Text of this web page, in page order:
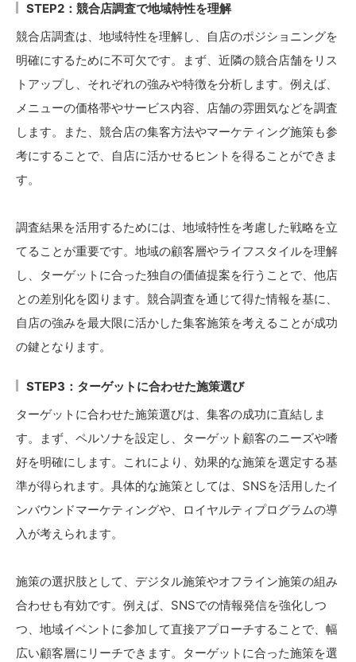
STEP2：競合店調査で地域特性を理解
競合店調査は、地域特性を理解し、自店のポジショニングを
明確にするために不可欠です。まず、近隣の競合店舗をリス
トアップし、それぞれの強みや特徴を分析します。例えば、
メニューの価格帯やサービス内容、店舗の雰囲気などを調査
します。また、競合店の集客方法やマーケティング施策も参
考にすることで、自店に活かせるヒントを得ることができま
す。
調査結果を活用するためには、地域特性を考慮した戦略を立
てることが重要です。地域の顧客層やライフスタイルを理解
し、ターゲットに合った独自の価値提案を行うことで、他店
との差別化を図ります。競合調査を通じて得た情報を基に、
自店の強みを最大限に活かした集客施策を考えることが成功
の鍵となります。
STEP3：ターゲットに合わせた施策選び
ターゲットに合わせた施策選びは、集客の成功に直結しま
す。まず、ペルソナを設定し、ターゲット顧客のニーズや嗜
好を明確にします。これにより、効果的な施策を選定する基
準が得られます。具体的な施策としては、SNSを活用したイ
ンバウンドマーケティングや、ロイヤルティプログラムの導
入が考えられます。
施策の選択肢として、デジタル施策やオフライン施策の組み
合わせも有効です。例えば、SNSでの情報発信を強化しつ
つ、地域イベントに参加して直接アプローチすることで、幅
広い顧客層にリーチできます。ターゲットに合った施策を選